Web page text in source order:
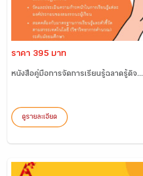
ราคา 395 บาท
หนังสือคู่มือการจัดการเรียนรู้ฉลาดรู้ดิจ...
ดูรายละเอียด